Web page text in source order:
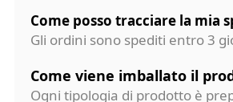
Come posso tracciare la mia
Gli ordini sono spediti entro 3
Come viene imballato il
Ogni tipologia di prodotto è